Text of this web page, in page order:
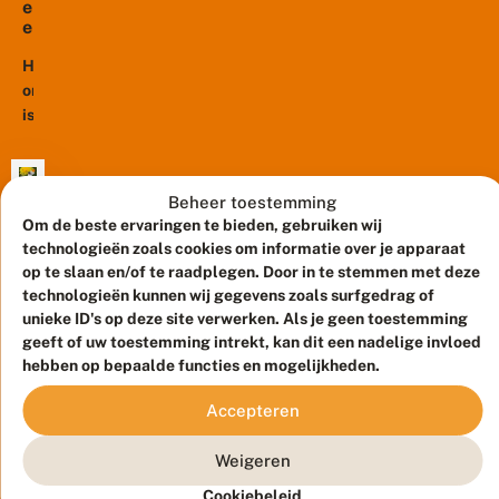
Beheer toestemming
Om de beste ervaringen te bieden, gebruiken wij
technologieën zoals cookies om informatie over je apparaat
op te slaan en/of te raadplegen. Door in te stemmen met deze
technologieën kunnen wij gegevens zoals surfgedrag of
unieke ID's op deze site verwerken. Als je geen toestemming
geeft of uw toestemming intrekt, kan dit een nadelige invloed
hebben op bepaalde functies en mogelijkheden.
Accepteren
Weigeren
n
0
2
zelfs
graden...
paar
later
de
rupsen.
zijn
bekend,
zoals
de
eikenprocessierups.
Maar
weet
jij...
e
e
e
e
n
t
p
a
r
v
o
o
r
h
e
t
o
r
a
n
Het
oranjetipje
is
echte
je
vlinder
tegenkomt
tussen
eind
maart
en
begin
mei.
De
maart
2020
P
a
a
r
d
e
n
b
o
e
De
is
begonnen
en
dat